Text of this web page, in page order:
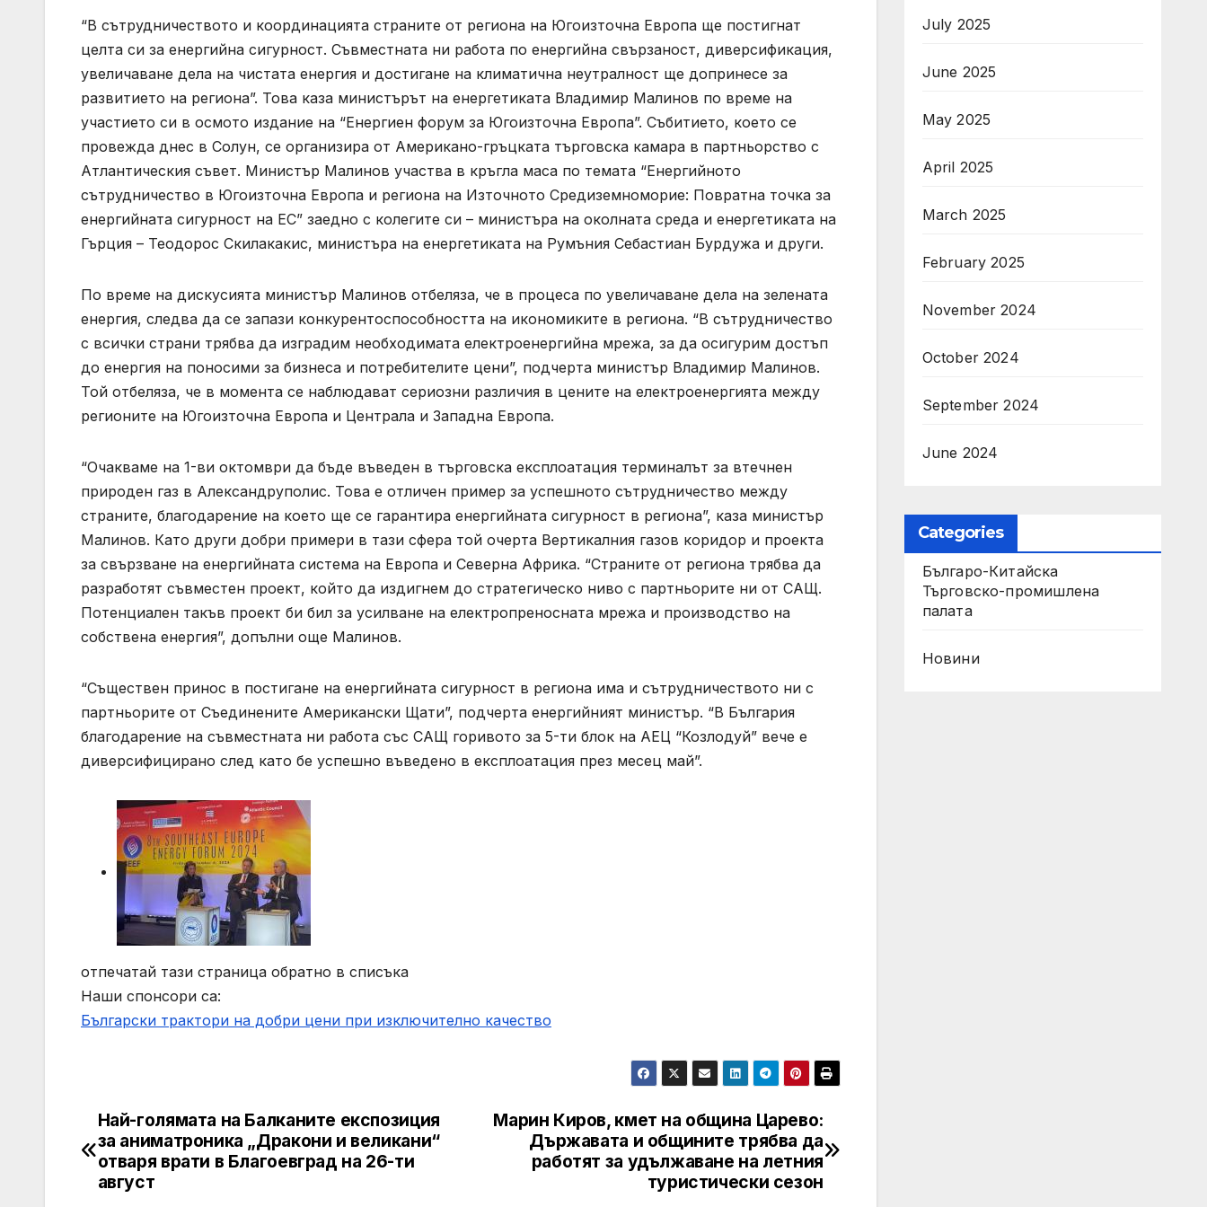
“В сътрудничеството и координацията страните от региона на Югоизточна Европа ще постигнат
целта си за енергийна сигурност. Съвместната ни работа по енергийна свързаност, диверсификация,
увеличаване дела на чистата енергия и достигане на климатична неутралност ще допринесе за
развитието на региона”. Това каза министърът на енергетиката Владимир Малинов по време на
участието си в осмото издание на “Енергиен форум за Югоизточна Европа”. Събитието, което се
провежда днес в Солун, се организира от Американо-гръцката търговска камара в партньорство с
Атлантическия съвет. Министър Малинов участва в кръгла маса по темата “Енергийното
сътрудничество в Югоизточна Европа и региона на Източното Средиземноморие: Повратна точка за
енергийната сигурност на ЕС” заедно с колегите си – министъра на околната среда и енергетиката на
Гърция – Теодорос Скилакакис, министъра на енергетиката на Румъния Себастиан Бурдужа и други.
По време на дискусията министър Малинов отбеляза, че в процеса по увеличаване дела на зелената
енергия, следва да се запази конкурентоспособността на икономиките в региона. “В сътрудничество
с всички страни трябва да изградим необходимата електроенергийна мрежа, за да осигурим достъп
до енергия на поносими за бизнеса и потребителите цени”, подчерта министър Владимир Малинов.
Той отбеляза, че в момента се наблюдават сериозни различия в цените на електроенергията между
регионите на Югоизточна Европа и Централа и Западна Европа.
“Очакваме на 1-ви октомври да бъде въведен в търговска експлоатация терминалът за втечнен
природен газ в Александруполис. Това е отличен пример за успешното сътрудничество между
страните, благодарение на което ще се гарантира енергийната сигурност в региона”, каза министър
Малинов. Като други добри примери в тази сфера той очерта Вертикалния газов коридор и проекта
за свързване на енергийната система на Европа и Северна Африка. “Страните от региона трябва да
разработят съвместен проект, който да издигнем до стратегическо ниво с партньорите ни от САЩ.
Потенциален такъв проект би бил за усилване на електропреносната мрежа и производство на
собствена енергия”, допълни още Малинов.
“Съществен принос в постигане на енергийната сигурност в региона има и сътрудничеството ни с
партньорите от Съединените Американски Щати”, подчерта енергийният министър. “В България
благодарение на съвместната ни работа със САЩ горивото за 5-ти блок на АЕЦ “Козлодуй” вече е
диверсифицирано след като бе успешно въведено в експлоатация през месец май”.
отпечатай тази страница обратно в списъка
Наши спонсори са:
Български трактори на добри цени при изключително качество
Post
navigation
Марин Киров, кмет на община Царево:
Държавата и общините трябва да
работят за удължаване на летния
туристически сезон
Най-голямата на Балканите експозиция
за аниматроника „Дракони и великани“
отваря врати в Благоевград на 26-ти
август
July 2025
June 2025
May 2025
April 2025
March 2025
February 2025
November 2024
October 2024
September 2024
June 2024
Categories
Българо-Китайска
Търговско-промишлена
палaта
Новини